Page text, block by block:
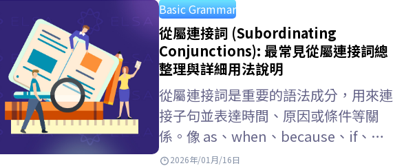
Basic Grammar
從屬連接詞 (Subordinating
Conjunctions): 最常見從屬連接詞總
整理與詳細用法說明
從屬連接詞是重要的語法成分，用來連
接子句並表達時間、原因或條件等關
係。像 as、when、because、if、
that、whether 等詞彙出現頻率極高，
2026年/01月/16日